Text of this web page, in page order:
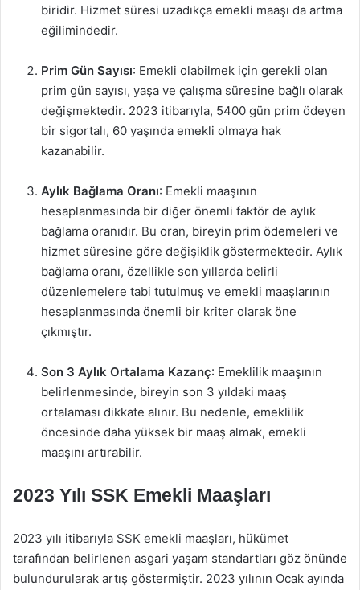
biridir. Hizmet süresi uzadıkça emekli maaşı da artma
eğilimindedir.
Prim Gün Sayısı: Emekli olabilmek için gerekli olan
prim gün sayısı, yaşa ve çalışma süresine bağlı olarak
değişmektedir. 2023 itibarıyla, 5400 gün prim ödeyen
bir sigortalı, 60 yaşında emekli olmaya hak
kazanabilir.
Aylık Bağlama Oranı: Emekli maaşının
hesaplanmasında bir diğer önemli faktör de aylık
bağlama oranıdır. Bu oran, bireyin prim ödemeleri ve
hizmet süresine göre değişiklik göstermektedir. Aylık
bağlama oranı, özellikle son yıllarda belirli
düzenlemelere tabi tutulmuş ve emekli maaşlarının
hesaplanmasında önemli bir kriter olarak öne
çıkmıştır.
Son 3 Aylık Ortalama Kazanç: Emeklilik maaşının
belirlenmesinde, bireyin son 3 yıldaki maaş
ortalaması dikkate alınır. Bu nedenle, emeklilik
öncesinde daha yüksek bir maaş almak, emekli
maaşını artırabilir.
2023 Yılı SSK Emekli Maaşları
2023 yılı itibarıyla SSK emekli maaşları, hükümet
tarafından belirlenen asgari yaşam standartları göz önünde
bulundurularak artış göstermiştir. 2023 yılının Ocak ayında